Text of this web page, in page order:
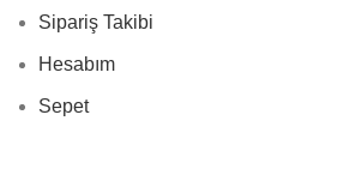
Sipariş Takibi
Hesabım
Sepet